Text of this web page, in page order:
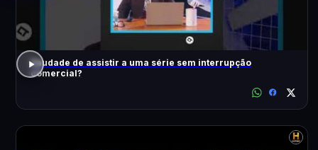
Saudade de assistir a uma série sem interrupção
comercial?